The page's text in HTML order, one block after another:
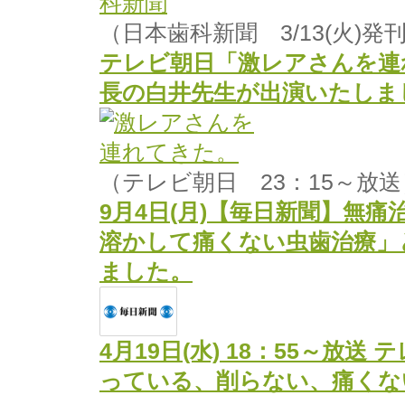
（日本歯科新聞 3/13(火)発
テレビ朝日「激レアさんを
長の白井先生が出演いたしま
（テレビ朝日 23：15～放
9月4日(月)【毎日新聞】無痛
溶かして痛くない虫歯治療
ました。
4月19日(水) 18：55～放送
っている、削らない、痛く